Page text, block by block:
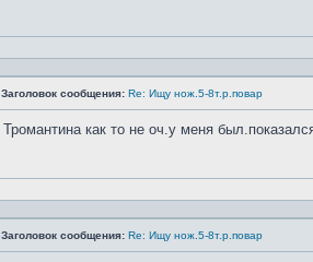
Заголовок сообщения: Re: Ищу нож.5-8т.р.повар
Тромантина как то не оч.у меня
Заголовок сообщения: Re: Ищу нож.5-8т.р.повар